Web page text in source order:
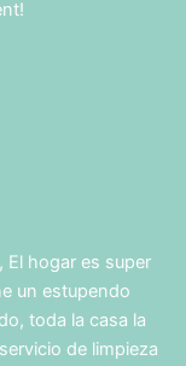
hogar es super
un estupendo
toda la casa la
de limpieza